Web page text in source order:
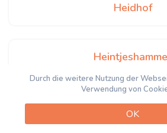
Heidhof
Durch die weitere Nutzung der
Verwendung von
OK